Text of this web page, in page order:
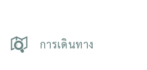
การเดินทาง